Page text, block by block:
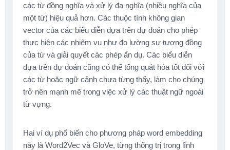
các từ đồng nghĩa và xử lý đa nghĩa (nhiều nghĩa của
một từ) hiệu quả hơn. Các thuộc tính không gian
vector của các biểu diễn dựa trên dự đoán cho phép
thực hiện các nhiệm vụ như đo lường sự tương đồng
của từ và giải quyết các phép ẩn dụ. Các biểu diễn
dựa trên dự đoán cũng có thể tổng quát hóa tốt đối với
các từ hoặc ngữ cảnh chưa từng thấy, làm cho chúng
trở nên mạnh mẽ trong việc xử lý các thuật ngữ ngoài
từ vựng.
Hai ví dụ phổ biến cho phương pháp word embedding
này là Word2Vec và GloVe, từng thống trị trong lĩnh